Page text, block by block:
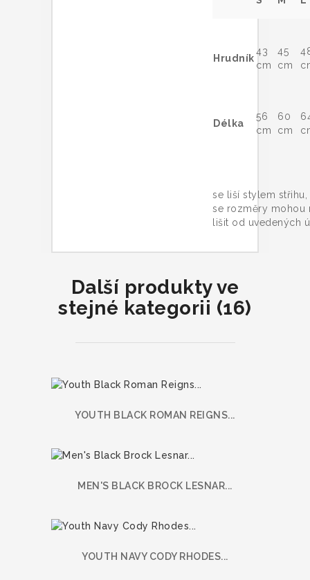
Hrudník
43
cm
45
cm
Délka
56
cm
60
cm
se liší stylem
se rozměry mohou
lišit od uvedených
Další produkty ve
stejné kategorii (16)
YOUTH BLACK ROMAN REIGNS...
MEN'S BLACK BROCK LESNAR...
YOUTH NAVY CODY RHODES...